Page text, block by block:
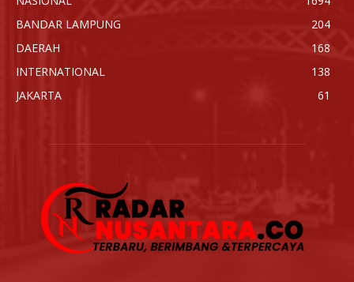
BANDAR LAMPUNG
204
DAERAH
168
INTERNATIONAL
138
JAKARTA
61